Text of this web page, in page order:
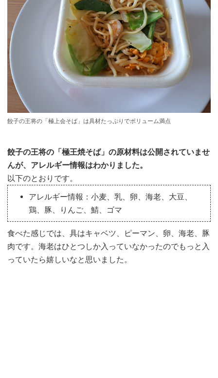
餃子の王将の「極上会そば」は具材たっぷりでボリューム満点
餃子の王将の「極王焼そば」の原材料は公開されていませ
んが、アレルギー情報はわかりました。
以下のとおりです。
アレルギー情報：小麦、乳、卵、海老、大豆、
鶏、豚、りんご、鯖、ゴマ
食べた感じでは、具はキャベツ、ピーマン、卵、海老、豚
肉です。海老はひとつしか入っていなかったのでもっと入
っていたら嬉しいなと思いました。